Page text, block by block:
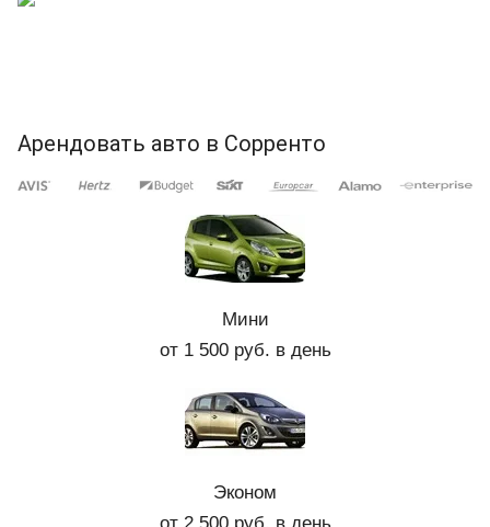
Арендовать авто в Сорренто
Мини
от 1 500 руб. в день
Эконом